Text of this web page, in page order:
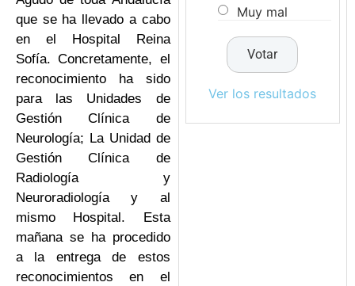
que se ha llevado a cabo
en el Hospital Reina
Sofía. Concretamente, el
reconocimiento ha sido
para las Unidades de
Gestión Clínica de
Neurología; La Unidad de
Gestión Clínica de
Radiología y
Neuroradiología y al
mismo Hospital. Esta
mañana se ha procedido
a la entrega de estos
reconocimientos en el
Muy mal
Ver los resultados